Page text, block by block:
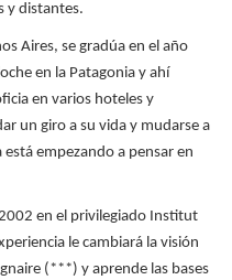
y distantes.
Aires, se gradúa en el año
en la Patagonia y ahí
en varios hoteles y
un giro a su vida y mudarse a
está empezando a pensar en
en el privilegiado Institut
le cambiará la visión
(***) y aprende las bases